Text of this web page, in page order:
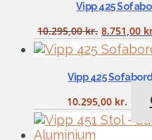
Vipp 425
10.295,00kr. 8.751,00
Vipp 425
10.295,00 kr.